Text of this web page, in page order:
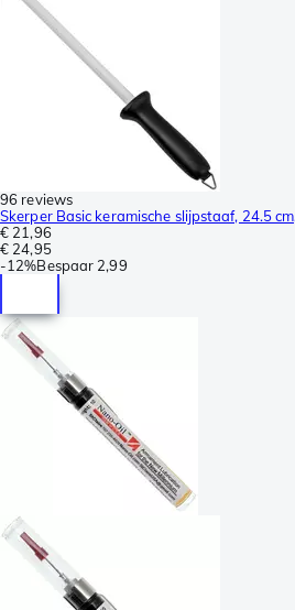
96 reviews
Skerper Basic keramische slijpstaaf, 24.5
€ 21,96
€ 24,95
-12%Bespaar 2,99